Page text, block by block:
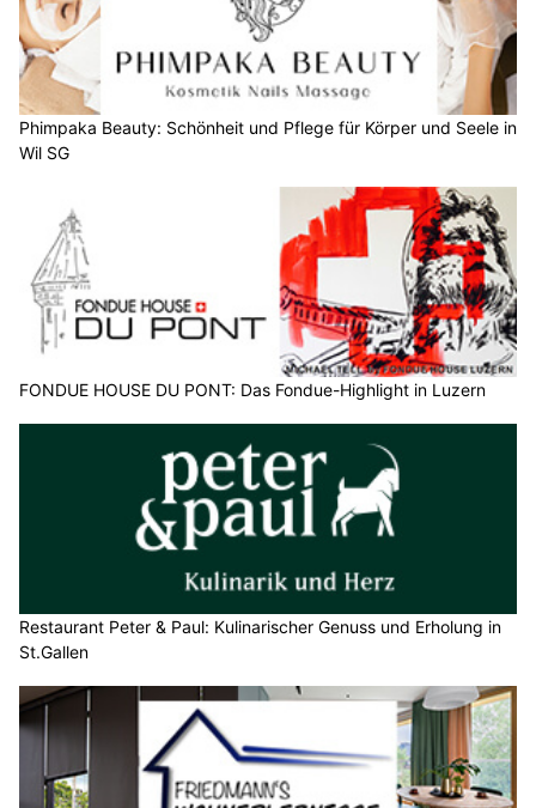
Phimpaka Beauty: Schönheit und Pflege für Körper und Seele in
Wil SG
FONDUE HOUSE DU PONT: Das Fondue-Highlight in Luzern
Restaurant Peter & Paul: Kulinarischer Genuss und Erholung in
St.Gallen